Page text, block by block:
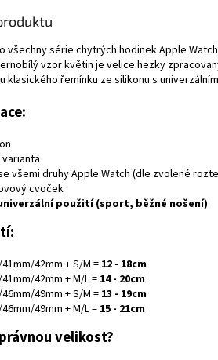
všechny série chytrých hodinek Apple
vzor květin je velice hezky
klasického řemínku ze silikonu s
všemi druhy Apple Watch (dle zvolené
cvoček
použití (sport, běžné nošení)
42mm + S/M =12 - 18cm
42mm + M/L = 14 - 20cm
49mm + S/M =13 - 19cm
49mm + M/L = 15 - 21cm
velikost?